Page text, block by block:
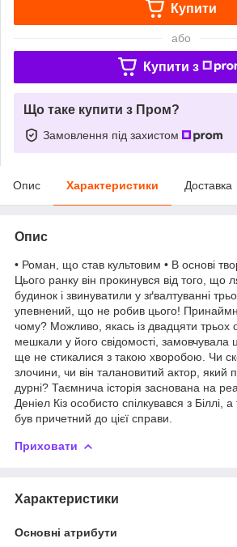
Купити
або
Купити з
Що таке купити з Пром?
Замовлення під захистом
Опис Характеристики Доставка
Опис
• Роман, що став культовим • В основі
Цього ранку він прокинувся від того, що
будинок і звинуватили у зґвалтуванні
упевнений, що не робив цього!
чому? Можливо, якась із двадцяти трьох
мешкали у його свідомості, замовчувала
ще не стикалися з такою хворобою. Чи
злочини, чи він талановитий актор,
дурні? Таємнича історія заснована на
Деніел Кіз особисто спілкувався з Біллі,
був причетний до цієї справи.
Приховати
Характеристики
Основні атрибути